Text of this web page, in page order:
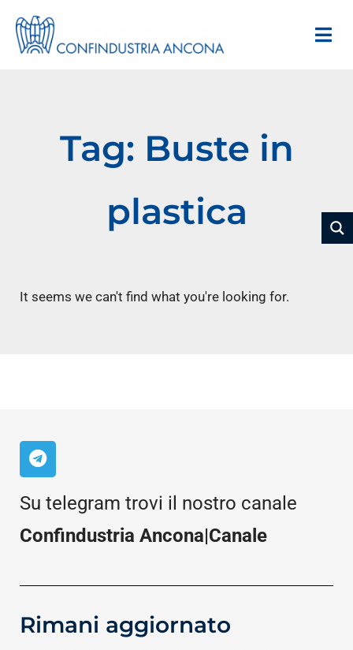
Tag: Buste in
plastica
It seems we can't find what you're looking for.
Su telegram trovi il nostro canale
Confindustria Ancona|Canale
Rimani aggiornato